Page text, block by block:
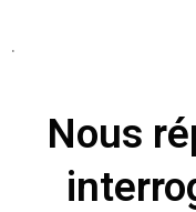
.
Nous